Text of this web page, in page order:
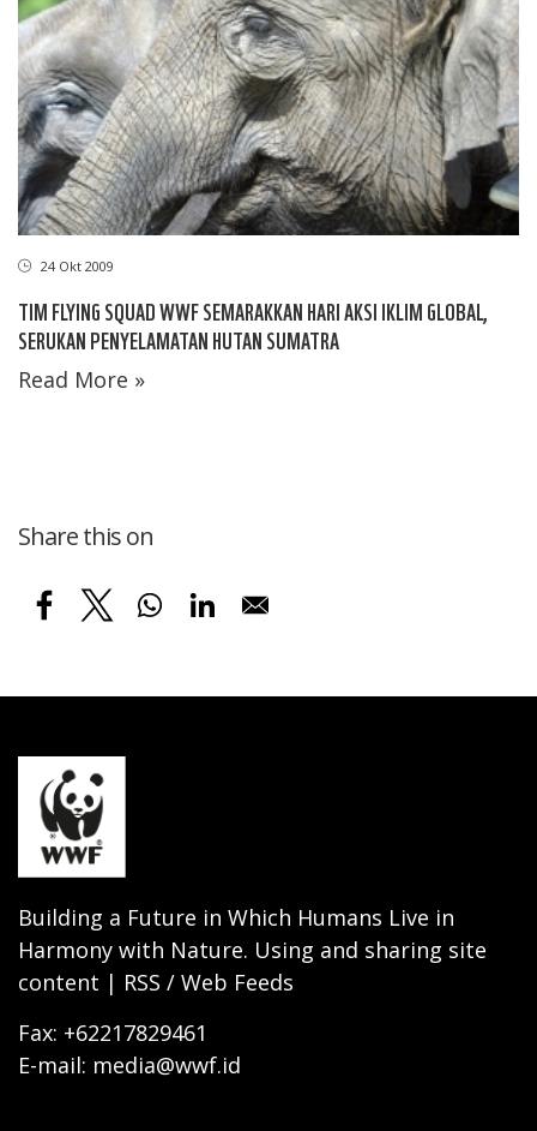
24 Okt 2009
TIM FLYING SQUAD WWF SEMARAKKAN HARI AKSI IKLIM GLOBAL,
SERUKAN PENYELAMATAN HUTAN SUMATRA
Read More »
Share this on
Building a Future in Which Humans Live in
Harmony with Nature. Using and sharing site
content | RSS / Web Feeds
Fax: +62217829461
E-mail: media@wwf.id